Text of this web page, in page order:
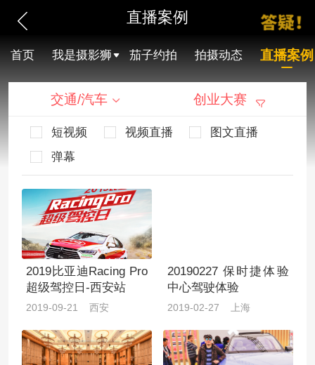
直播案例
首页 我是摄影狮 茄子约拍 拍摄动态 直播案例
交通/汽车 创业大赛
短视频 视频直播
图文直播
弹幕
2019比亚迪Racing Pro
超级驾控日-西安站
2019-09-21 西安
20190227 保时捷体验
中心驾驶体验
2019-02-27 上海